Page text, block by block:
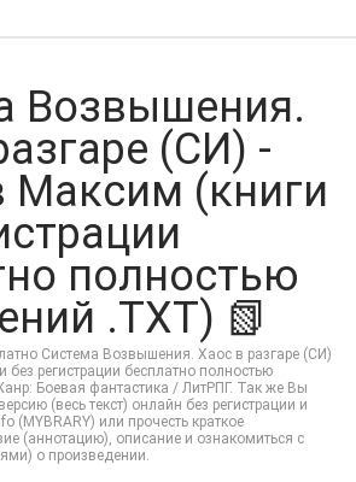
Возвышения.
(СИ) -
(книги
полностью
.TXT) 📗
Система Возвышения. Хаос в разгаре (СИ)
регистрации бесплатно полностью
Боевая фантастика / ЛитРПГ. Так же Вы
(весь текст) онлайн без регистрации и
(MYBRARY) или прочесть краткое
(аннотацию), описание и ознакомиться с
о произведении.